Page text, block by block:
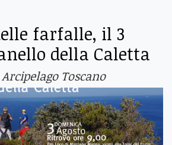
farfalle, il 3
della Caletta
Toscano